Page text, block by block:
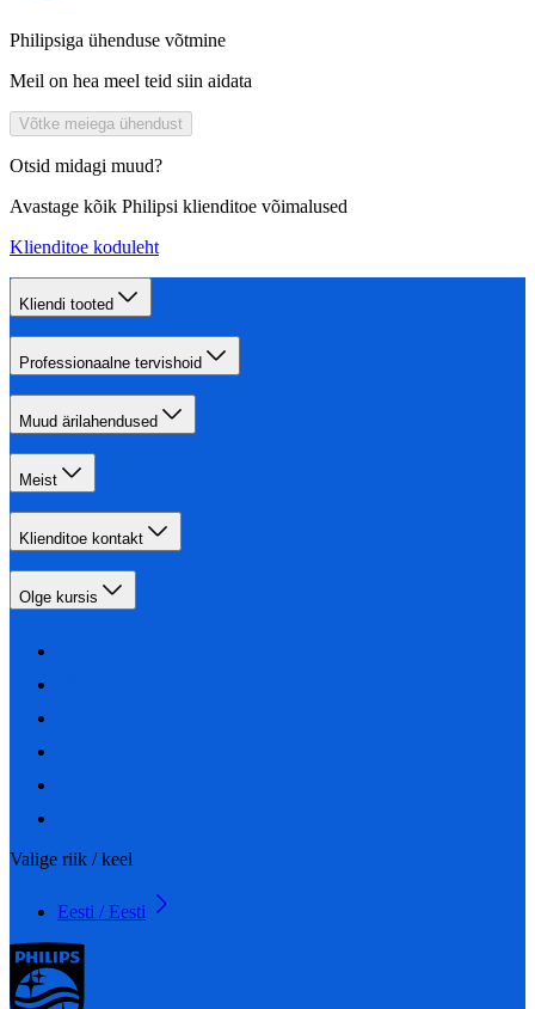
Philipsiga ühenduse võtmine
Meil on hea meel teid siin aidata
Võtke meiega ühendust
Otsid midagi muud?
Avastage kõik Philipsi klienditoe võimalused
Klienditoe koduleht
Kliendi tooted
Professionaalne tervishoid
Muud ärilahendused
Meist
Klienditoe kontakt
Olge kursis
Valige riik / keel
Eesti / Eesti